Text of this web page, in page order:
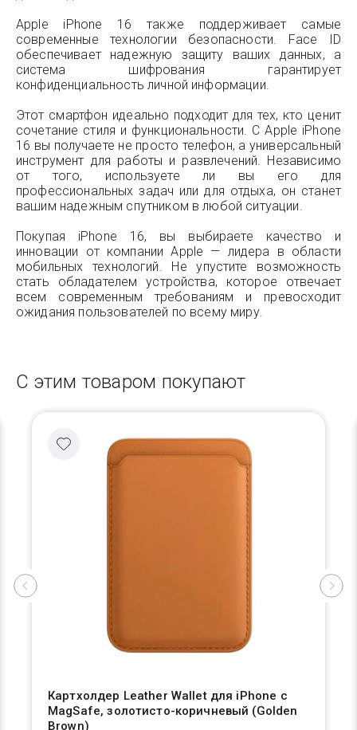
Apple iPhone 16 также поддерживает самые
современные технологии безопасности. Face ID
обеспечивает надежную защиту ваших данных, а
система шифрования гарантирует
конфиденциальность личной информации.
Этот смартфон идеально подходит для тех, кто ценит
сочетание стиля и функциональности. С Apple iPhone
16 вы получаете не просто телефон, а универсальный
инструмент для работы и развлечений. Независимо
от того, используете ли вы его для
профессиональных задач или для отдыха, он станет
вашим надежным спутником в любой ситуации.
Покупая iPhone 16, вы выбираете качество и
инновации от компании Apple — лидера в области
мобильных технологий. Не упустите возможность
стать обладателем устройства, которое отвечает
всем современным требованиям и превосходит
ожидания пользователей по всему миру.
С этим товаром покупают
Картхолдер Leather Wallet для iPhone с
MagSafe, золотисто-коричневый (Golden
Brown)